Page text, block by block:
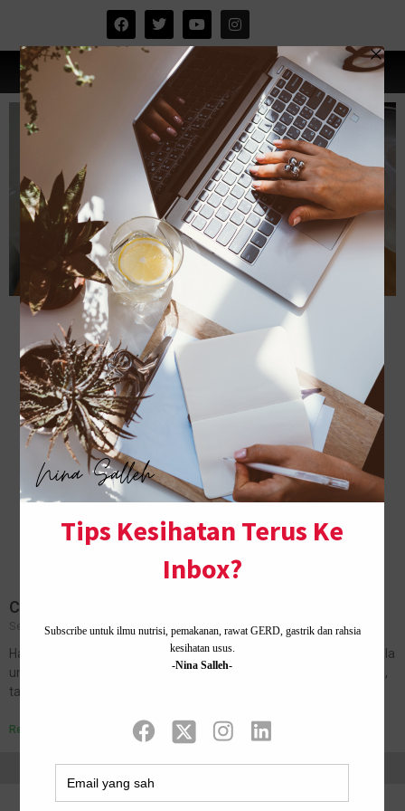
Cara Minum Air Gula Ketika Hamil Untuk Elak Muntah
September 27, 2021
No Comments
Hari ni, iaitu pada minggu ke 30, sekali lagi saya perlu minum air gula
untuk kandungan ke-4. Kata doktor yang periksa saya tempoh hari,
tarikh minum air gula terdahulu diberi…
Read More »
Home ·About Me·Contact Us .Privacy Policy ·